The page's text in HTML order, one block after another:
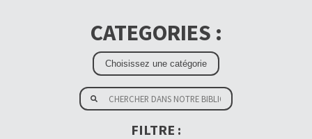
CATEGORIES :
FILTRE :